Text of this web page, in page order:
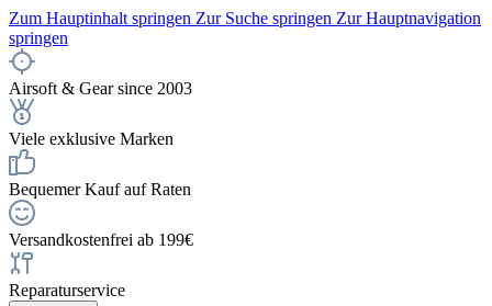
Zum Hauptinhalt springen Zur Suche springen Zur Hauptnavigation
springen
Airsoft & Gear since 2003
Viele exklusive Marken
Bequemer Kauf auf Raten
Versandkostenfrei ab 199€
Reparaturservice